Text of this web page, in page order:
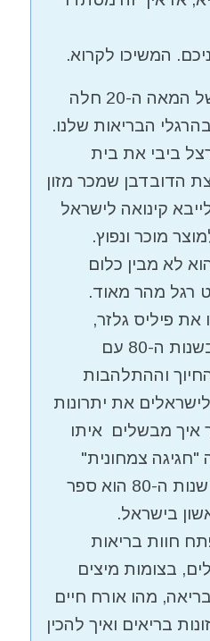
המשיכו לקרוא.
במהלך שנות ה-80 של המאה ה-20 חלה
הבריאות שלנו.
פתח הרצל ביבי את בית
הדובדבן שמכר מזון
החל לייבא קינואה לישראל
מוכר ונפוץ.
לא מבין כלום
רגל מהר מאוד.
את פיליס גלזר,
שהופיעה בטלוויזיה בשנות ה-80 עם
וההתלהבות
את יתרונות
איך מבשלים איתו
"חגיגה צמחונית"
שיצא לאור בתחילת שנות ה-80 הוא ספר
בישראל.
חוות בריאות
בצומות מיצים
מהו אורח חיים
בריאים ואיך להכין